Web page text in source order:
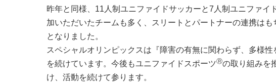
昨年と同様、11人制ユニファイドサッカーと7人制ユニファ
加いただいたチームも多く、スリートとパートナーの連携は
となりました。
スペシャルオリンピックスは『障害の有無に関わらず、多様
を続けています。今後もユニファイドスポーツⓇの取り組みを
け、活動を続けて参ります。